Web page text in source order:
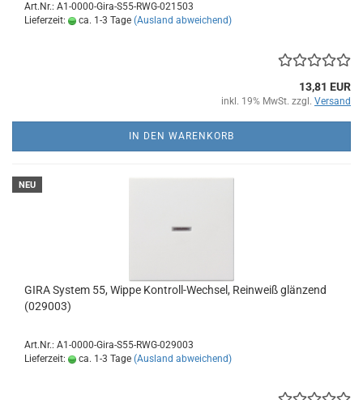
Art.Nr.: A1-0000-Gira-S55-RWG-021503
Lieferzeit:
ca. 1-3 Tage (Ausland abweichend)
13,81 EUR
inkl. 19% MwSt. zzgl. Versand
IN DEN WARENKORB
NEU
GIRA System 55, Wippe Kontroll-Wechsel, Reinweiß glänzend
(029003)
Art.Nr.: A1-0000-Gira-S55-RWG-029003
Lieferzeit:
ca. 1-3 Tage (Ausland abweichend)